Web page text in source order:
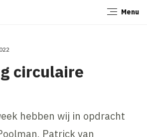
Menu
circulaire
hebben wij in opdracht
Patrick van
Sluiten